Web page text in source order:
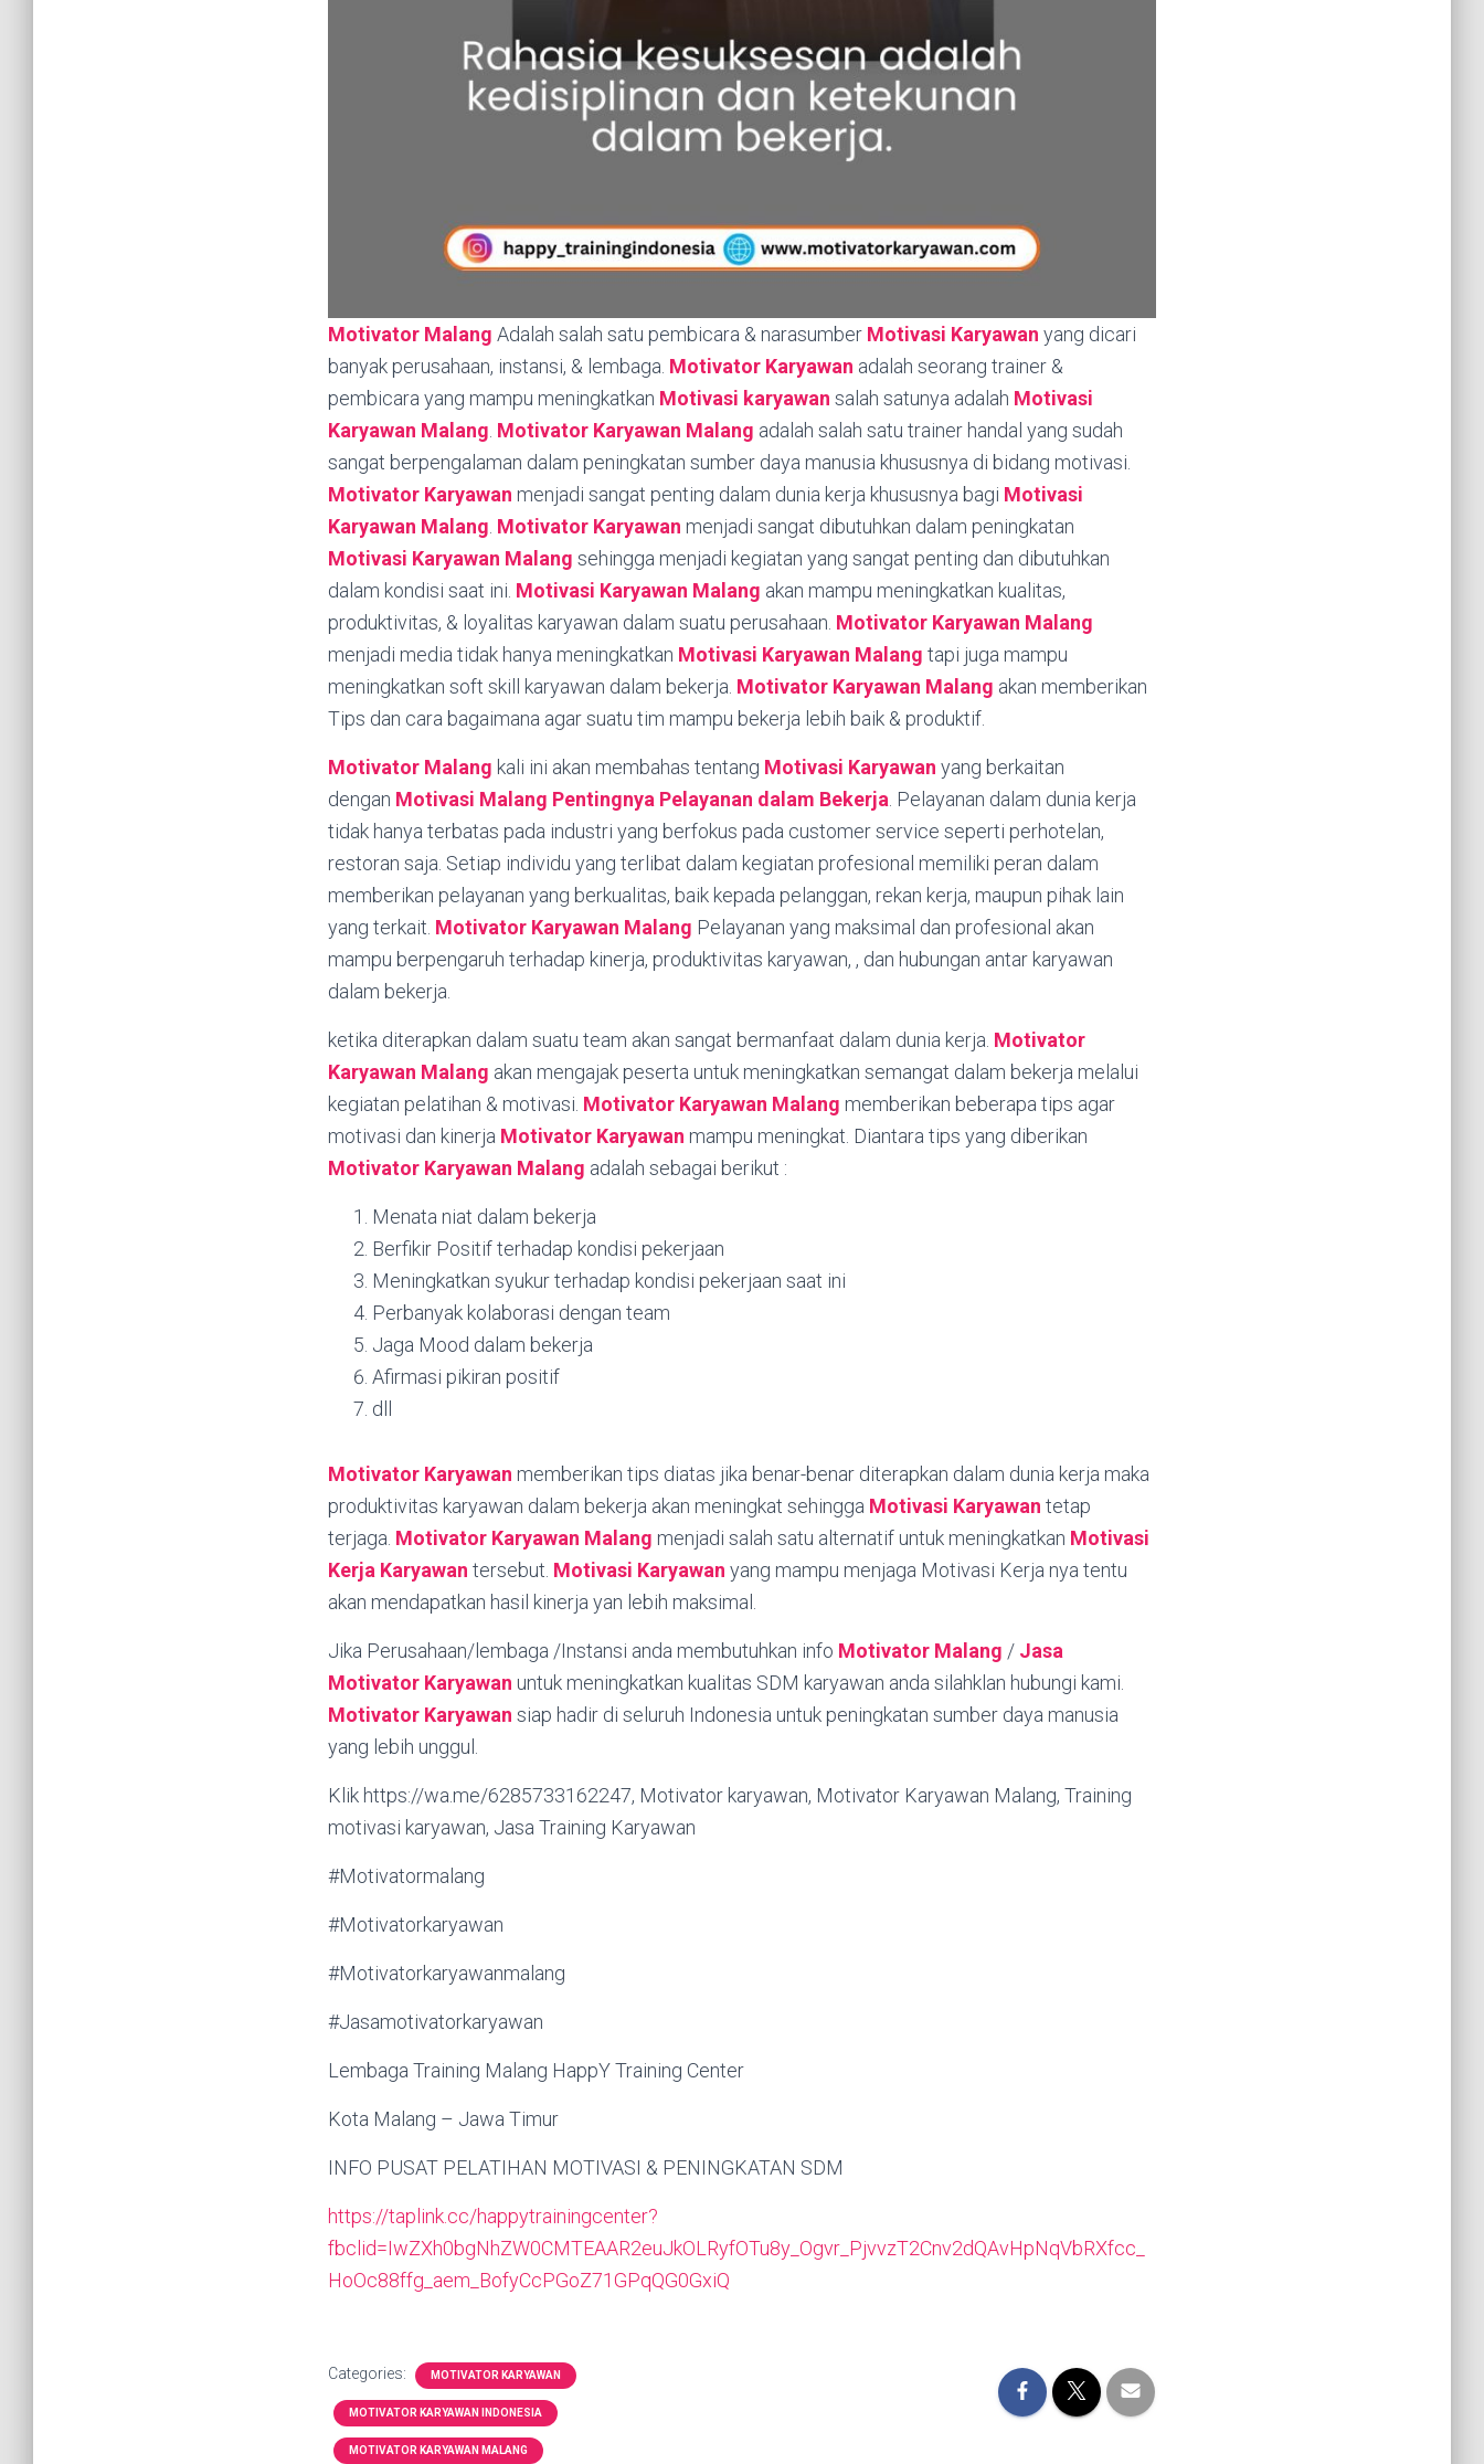
Motivator Malang Adalah salah satu pembicara & narasumber Motivasi Karyawan yang dicari
banyak perusahaan, instansi, & lembaga. Motivator Karyawan adalah seorang trainer &
pembicara yang mampu meningkatkan Motivasi karyawan salah satunya adalah Motivasi
Karyawan Malang Motivator Karyawan Malang adalah salah satu trainer handal yang sudah
sangat berpengalaman dalam peningkatan sumber daya manusia khususnya di bidang motivasi.
Motivator Karyawan menjadi sangat penting dalam dunia kerja khususnya bagi Motivasi
Karyawan Malang Motivator Karyawan menjadi sangat dibutuhkan dalam peningkatan
Motivasi Karyawan Malang sehingga menjadi kegiatan yang sangat penting dan dibutuhkan
dalam kondisi saat ini. Motivasi Karyawan Malang akan mampu meningkatkan kualitas,
produktivitas, & loyalitas karyawan dalam suatu perusahaan. Motivator Karyawan Malang
menjadi media tidak hanya meningkatkan Motivasi Karyawan Malang tapi juga mampu
meningkatkan soft skill karyawan dalam bekerja. Motivator Karyawan Malang akan memberikan
Tips dan cara bagaimana agar suatu tim mampu bekerja lebih baik & produktif.
Motivator Malang kali ini akan membahas tentang Motivasi Karyawan yang berkaitan
dengan Motivasi Malang Pentingnya Pelayanan dalam Bekerja . Pelayanan dalam dunia kerja
tidak hanya terbatas pada industri yang berfokus pada customer service seperti perhotelan,
restoran saja. Setiap individu yang terlibat dalam kegiatan profesional memiliki peran dalam
memberikan pelayanan yang berkualitas, baik kepada pelanggan, rekan kerja, maupun pihak lain
yang terkait. Motivator Karyawan Malang Pelayanan yang maksimal dan profesional akan
mampu berpengaruh terhadap kinerja, produktivitas karyawan, , dan hubungan antar karyawan
dalam bekerja.
ketika diterapkan dalam suatu team akan sangat bermanfaat dalam dunia kerja. Motivator
Karyawan Malang akan mengajak peserta untuk meningkatkan semangat dalam bekerja melalui
kegiatan pelatihan & motivasi. Motivator Karyawan Malang memberikan beberapa tips agar
motivasi dan kinerja Motivator Karyawan mampu meningkat. Diantara tips yang diberikan
Motivator Karyawan Malang adalah sebagai berikut :
Menata niat dalam bekerja
Berfikir Positif terhadap kondisi pekerjaan
Meningkatkan syukur terhadap kondisi pekerjaan saat ini
Perbanyak kolaborasi dengan team
Jaga Mood dalam bekerja
Afirmasi pikiran positif
dll
Motivator Karyawan memberikan tips diatas jika benar-benar diterapkan dalam dunia kerja maka
produktivitas karyawan dalam bekerja akan meningkat sehingga Motivasi Karyawan tetap
terjaga. Motivator Karyawan Malang menjadi salah satu alternatif untuk meningkatkan Motivasi
Kerja Karyawan tersebut. Motivasi Karyawan yang mampu menjaga Motivasi Kerja nya tentu
akan mendapatkan hasil kinerja yan lebih maksimal.
Jika Perusahaan/lembaga /Instansi anda membutuhkan info Motivator Malang / Jasa
Motivator Karyawan untuk meningkatkan kualitas SDM karyawan anda silahklan hubungi kami.
Motivator Karyawan siap hadir di seluruh Indonesia untuk peningkatan sumber daya manusia
yang lebih unggul.
Klik https://wa.me/6285733162247, Motivator karyawan, Motivator Karyawan Malang, Training
motivasi karyawan, Jasa Training Karyawan
#Motivatormalang
#Motivatorkaryawan
#Motivatorkaryawanmalang
#Jasamotivatorkaryawan
Lembaga Training Malang HappY Training Center
Kota Malang – Jawa Timur
INFO PUSAT PELATIHAN MOTIVASI & PENINGKATAN SDM
https://taplink.cc/happytrainingcenter?
fbclid=IwZXh0bgNhZW0CMTEAAR2euJkOLRyfOTu8y_Ogvr_PjvvzT2Cnv2dQAvHpNqVbRXfcc_
HoOc88ffg_aem_BofyCcPGoZ71GPqQG0GxiQ
Categories: MOTIVATOR KARYAWAN
MOTIVATOR KARYAWAN INDONESIA
MOTIVATOR KARYAWAN MALANG